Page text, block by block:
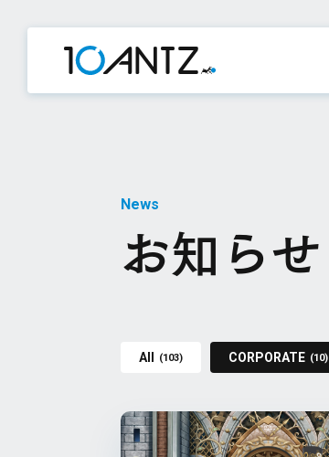
News
お知らせ
All (103) CORPORATE (10)